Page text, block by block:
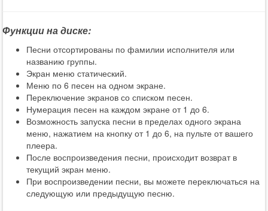
Функции на диске:
Песни отсортированы по фамилии исполнителя или
названию группы.
Экран меню статический.
Меню по 6 песен на одном экране.
Переключение экранов со списком песен.
Нумерация песен на каждом экране от 1 до 6.
Возможность запуска песни в пределах одного экрана
меню, нажатием на кнопку от 1 до 6, на пульте от вашего
плеера.
После воспроизведения песни, происходит возврат в
текущий экран меню.
При воспроизведении песни, вы можете переключаться на
следующую или предыдущую песню.